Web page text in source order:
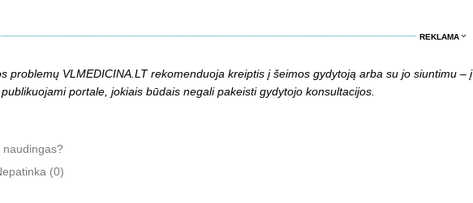
REKLAMA
problemų VLMEDICINA.LT rekomenduoja kreiptis į šeimos gydytoją arba su jo siuntimu – į
portale, jokiais būdais negali pakeisti gydytojo konsultacijos.
naudingas?
(0)